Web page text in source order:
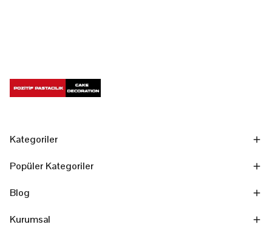
Kategoriler
Popüler Kategoriler
Blog
Kurumsal